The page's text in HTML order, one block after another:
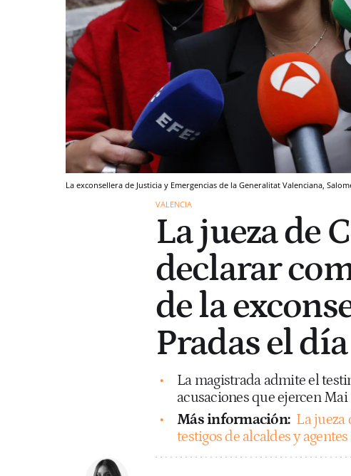
La exconsellera de Justicia y Emergencias de la Generalitat Valenciana,
VALENCIA
La jueza de
declarar
de la
Pradas el
La magistrada admite el
acusaciones que ejercen Mai
Más información: La jueza
testigos de alcaldes y